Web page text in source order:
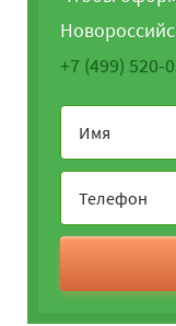
+7 (499) 520-